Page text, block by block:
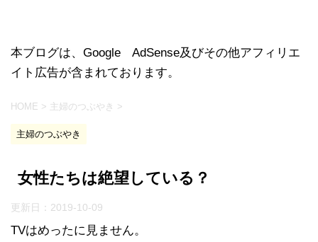
本ブログは、Google AdSense及びその他アフィリエ
イト広告が含まれております。
HOME > 主婦のつぶやき >
主婦のつぶやき
女性たちは絶望している？
更新日： 2019-10-09
TVはめったに見ません。